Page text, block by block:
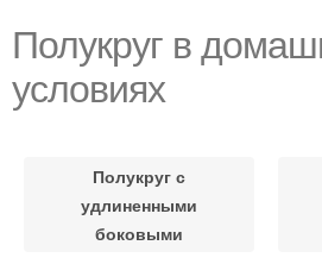
Полукруг в
условиях
Полукруг с
удлиненными
боковыми